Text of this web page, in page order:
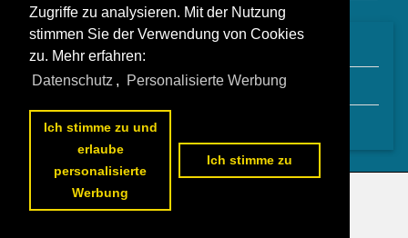
Re: Anfrage Kategorie für den ICE 4
Søren Andersen 08.10.2015 13:11
Re: Anfrage Kategorie für den ICE 4
Søren Andersen 06.10.2015 16:23
Datenschutzerklärung
Zugriffe zu analysieren. Mit der Nutzung
stimmen Sie der Verwendung von Cookies
zu. Mehr erfahren:
Datenschutz , Personalisierte Werbung
Ich stimme zu und
erlaube
personalisierte
Werbung
Ich stimme zu